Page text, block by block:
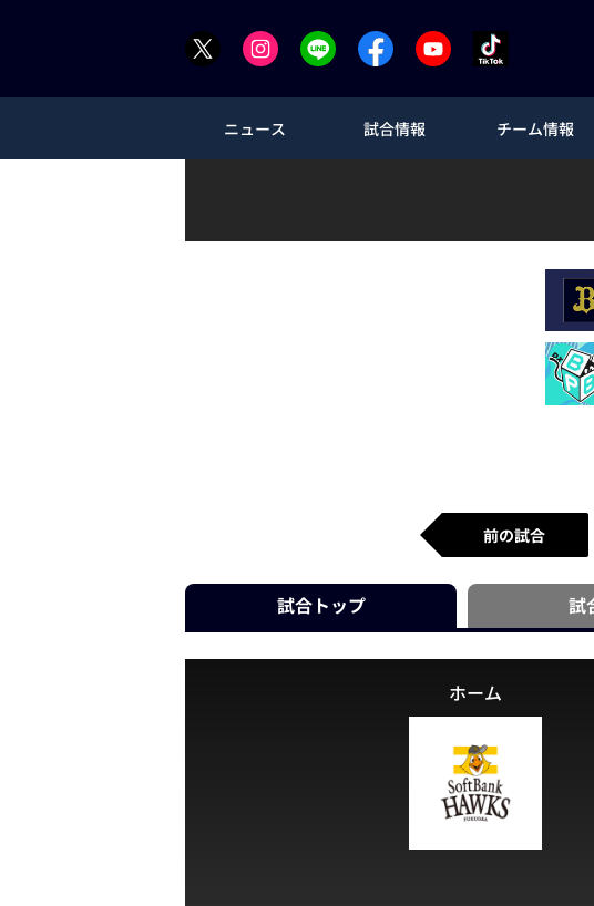
ニュース 試合情報 チーム情報
前の試合
試合トップ 試
ホーム